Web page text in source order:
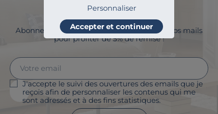
Personnaliser
Accepter et continuer
NEWSLETTER
Abonnez-vous à la newsletter et surveillez vos mails
pour profiter de 5% de remise !
J'accepte le suivi des ouvertures des emails que je
reçois afin de personnaliser les contenus qui me
sont adressés et à des fins statistiques.